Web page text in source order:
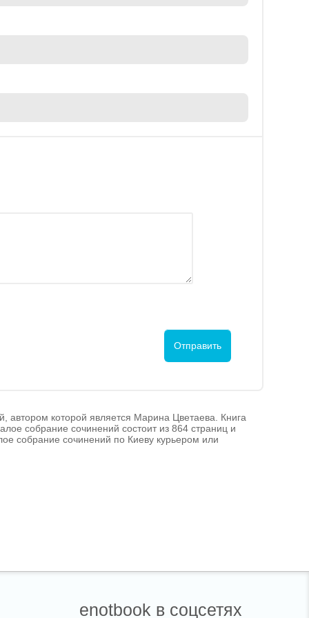
автором которой является Марина Цветаева. Книга
собрание сочинений состоит из 864 страниц и
собрание сочинений по Киеву курьером или
enotbook в соцсетях